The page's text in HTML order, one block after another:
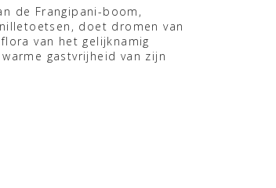
de Frangipani-boom,
doet dromen van
van het gelijknamig
gastvrijheid van zijn